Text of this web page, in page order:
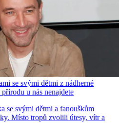
se svými dětmi z nádherné
u nás nenajdete
se svými dětmi a fanouškům
Místo tropů zvolili útesy, vítr a